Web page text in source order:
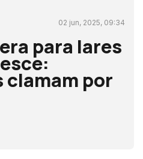
02 jun, 2025, 09:34
para lares
por